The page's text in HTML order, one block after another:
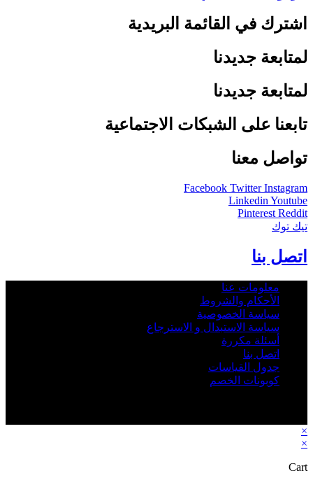
اشترك في القائمة البريدية
لمتابعة جديدنا
لمتابعة جديدنا
تابعنا على الشبكات الاجتماعية
تواصل معنا
Facebook Twitter Instagram
Linkedin Youtube
Pinterest Reddit
تيك توك
اتصل بنا
معلومات عنا
الأحكام والشروط
سياسة الخصوصية
سياسة الاستبدال و الاسترجاع
أسئلة مكررة
اتصل بنا
جدول القياسات
كوبونات الخصم
×
×
Cart